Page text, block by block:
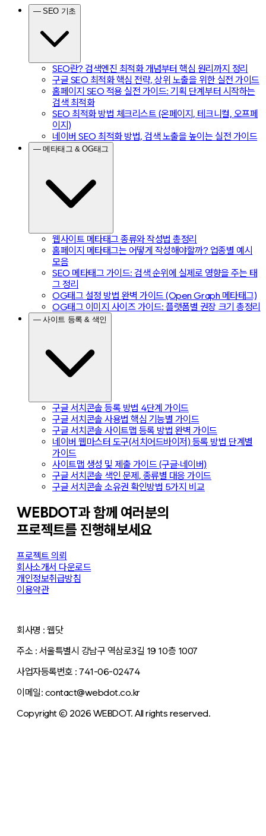
— SEO 기초
SEO란? 검색엔진 최적화 개념부터 핵심 원리까지 정리
구글 SEO 최적화 핵심 전략, 상위 노출을 위한 실전 가이드
홈페이지 SEO 적용 실전 가이드: 기획 단계부터 시작하는
검색 최적화
SEO 최적화 방법 체크리스트 (온페이지, 테크니컬, 오프페
이지)
네이버 SEO 최적화 방법, 검색 노출을 높이는 실전 가이드
— 메타태그 & OG태그
웹사이트 메타태그 종류와 작성법 총정리
홈페이지 메타태그는 어떻게 작성해야할까? 업종별 예시
모음
SEO 메타태그 가이드: 검색 순위에 실제로 영향을 주는 태
그 정리
OG태그 설정 방법 완벽 가이드 (Open Graph 메타태그)
OG태그 이미지 사이즈 가이드: 플랫폼별 권장 크기 총정리
— 사이트 등록 & 색인
구글 서치콘솔 등록 방법 4단계 가이드
구글 서치콘솔 사용법 핵심 기능별 가이드
구글 서치콘솔 사이트맵 등록 방법 완벽 가이드
네이버 웹마스터 도구(서치어드바이저) 등록 방법 단계별
가이드
사이트맵 생성 및 제출 가이드 (구글·네이버)
구글 서치콘솔 색인 문제, 종류별 대응 가이드
구글 서치콘솔 소유권 확인방법 5가지 비교
WEBDOT과 함께 여러분의
프로젝트를 진행해보세요
프로젝트 의뢰
회사소개서 다운로드
개인정보취급방침
이용약관
회사명 : 웹닷
주소 : 서울특별시 강남구 역삼로3길 19 10층 1007
사업자등록번호 : 741-06-02474
이메일: contact@webdot.co.kr
Copyright © 2026 WEBDOT. All rights reserved.